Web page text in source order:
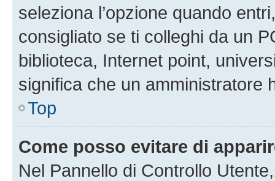
seleziona l’opzione quando
consigliato se ti colleghi da un
biblioteca, Internet point,
significa che un amministratore
Top
Come posso evitare di
Nel Pannello di Controllo